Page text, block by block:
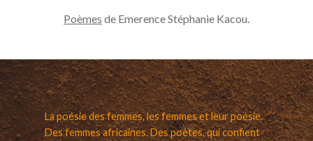
Poèmes de Emerence Stéphanie Kacou.
La poésie des femmes, les femmes et leur poésie.
Des femmes africaines. Des poètes, qui confient